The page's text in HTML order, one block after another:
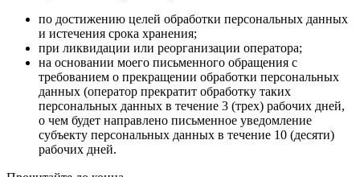
по достижению целей обработки персональных данных
и истечения срока хранения;
при ликвидации или реорганизации оператора;
на основании моего письменного обращения с
требованием о прекращении обработки персональных
данных (оператор прекратит обработку таких
персональных данных в течение 3 (трех) рабочих дней,
о чем будет направлено письменное уведомление
субъекту персональных данных в течение 10 (десяти)
рабочих дней.